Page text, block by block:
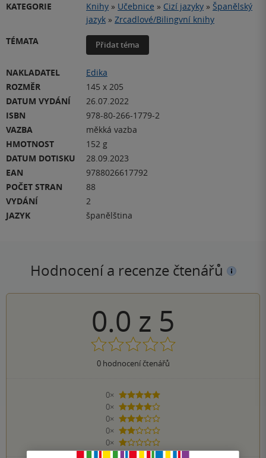
KATEGORIE Knihy » Učebnice » Cizí jazyky » Španělský
jazyk » Zrcadlové/Bilingvní knihy
TÉMATA
Přidat téma
NAKLADATEL
Edika
ROZMĚR
145 x 205
DATUM VYDÁNÍ
26.07.2022
ISBN
978-80-266-1779-2
VAZBA
měkká vazba
HMOTNOST
152 g
DATUM DOTISKU
28.09.2023
EAN
9788026617792
POČET STRAN
88
VYDÁNÍ
2
JAZYK
španělština
Hodnocení a recenze čtenářů
0.0 z 5
0hodnocení čtenářů
0×
5 hvězdiček
0×
4 hvězdičky
0×
3 hvězdičky
0×
2 hvězdičky
0×
1 hvezdička